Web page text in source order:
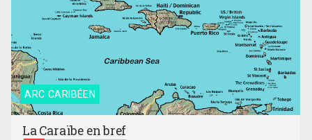
ARC CARIBÉEN
La Caraïbe en bref